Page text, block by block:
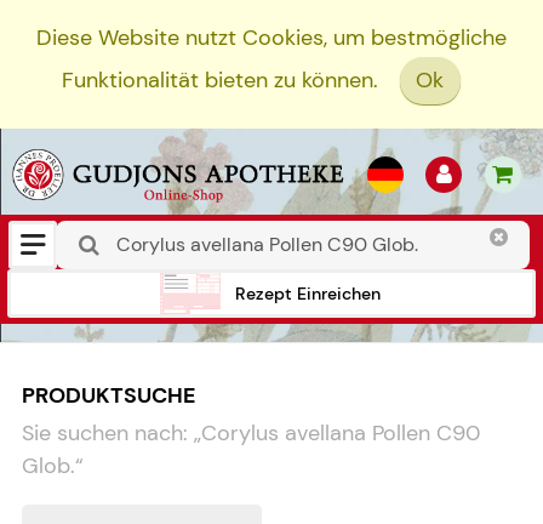
Diese Website nutzt Cookies, um bestmögliche
Funktionalität bieten zu können.
Ok
Rezept Einreichen
PRODUKTSUCHE
Sie suchen nach: „Corylus avellana Pollen C90
Glob.“